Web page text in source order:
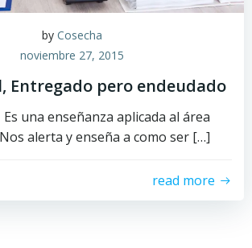
by Cosecha
noviembre 27, 2015
Entregado pero endeudado
una enseñanza aplicada al área
alerta y enseña a como ser […]
read more